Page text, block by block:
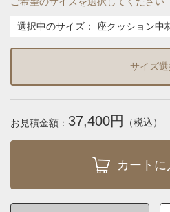
選択中のサイズ： 座クッション中
サイズ選
お見積金額： 37,400円 （税込）